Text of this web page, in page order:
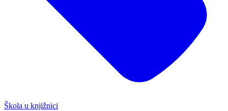
Škola u knjižnici